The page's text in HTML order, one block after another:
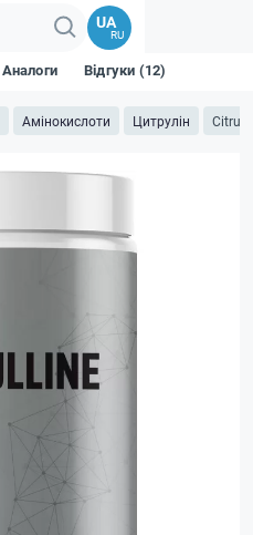
UA
RU
Амінокислоти Цитрулін
Аналоги Відгуки (12)